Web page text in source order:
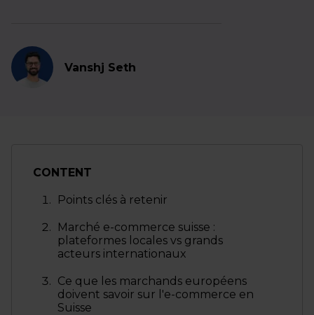
Vanshj Seth
CONTENT
Points clés à retenir
Marché e-commerce suisse :
plateformes locales vs grands
acteurs internationaux
Ce que les marchands européens
doivent savoir sur l'e-commerce en
Suisse